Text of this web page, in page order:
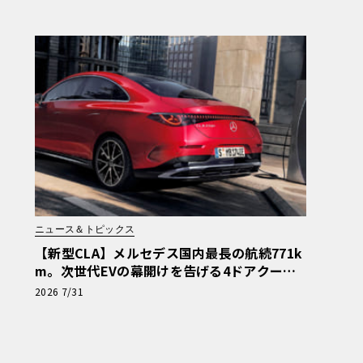
ニュース＆トピックス
【新型CLA】メルセデス国内最長の航続771k
m。次世代EVの幕開けを告げる4ドアクーペ
の全貌
2026 7/31